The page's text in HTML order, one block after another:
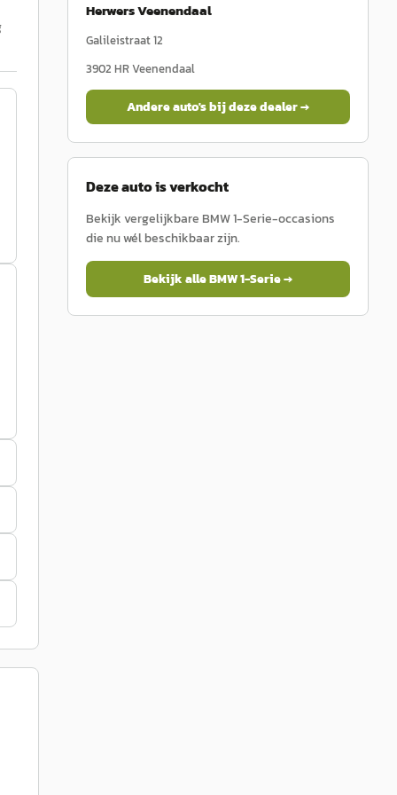
Herwers Veenendaal
Galileistraat 12
3902 HRVeenendaal
Andere auto's bij deze dealer →
Deze auto is verkocht
Bekijk vergelijkbare BMW1-Serie-occasions
die nu wél beschikbaar zijn.
Bekijk alleBMW1-Serie→